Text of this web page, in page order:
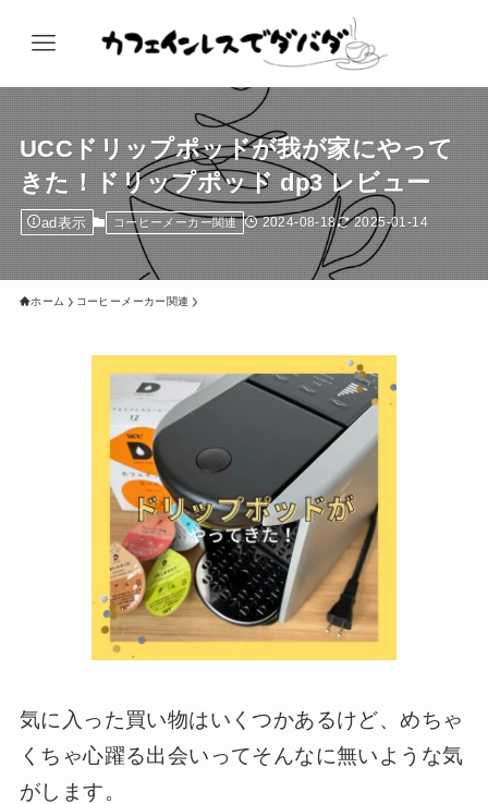
UCCドリップポッドが我が家にやって
きた！ドリップポッド dp3 レビュー
ad表示 コーヒーメーカー関連 2024-08-18 2025-01-14
ホーム コーヒーメーカー関連
気に入った買い物はいくつかあるけど、めちゃ
くちゃ心躍る出会いってそんなに無いような気
がします。